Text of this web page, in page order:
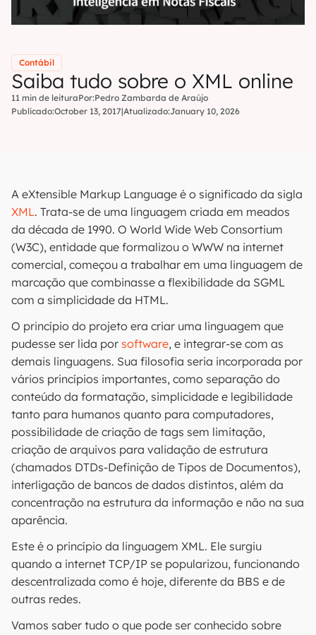
Contábil
Saiba tudo sobre o XML online
11 min de leituraPor:Pedro Zambarda de Araújo
Publicado:October 13, 2017|Atualizado:January 10, 2026
A eXtensible Markup Language é o significado da sigla
XML. Trata-se de uma linguagem criada em meados
da década de 1990. O World Wide Web Consortium
(W3C), entidade que formalizou o WWW na internet
comercial, começou a trabalhar em uma linguagem de
marcação que combinasse a flexibilidade da SGML
com a simplicidade da HTML.
O princípio do projeto era criar uma linguagem que
pudesse ser lida por software, e integrar-se com as
demais linguagens. Sua filosofia seria incorporada por
vários princípios importantes, como separação do
conteúdo da formatação, simplicidade e legibilidade
tanto para humanos quanto para computadores,
possibilidade de criação de tags sem limitação,
criação de arquivos para validação de estrutura
(chamados DTDs-Definição de Tipos de Documentos),
interligação de bancos de dados distintos, além da
concentração na estrutura da informação e não na sua
aparência.
Este é o princípio da linguagem XML. Ele surgiu
quando a internet TCP/IP se popularizou, funcionando
descentralizada como é hoje, diferente da BBS e de
outras redes.
Vamos saber tudo o que pode ser conhecido sobre